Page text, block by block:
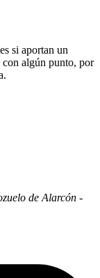
si aportan un
con algún punto, por
de Alarcón -